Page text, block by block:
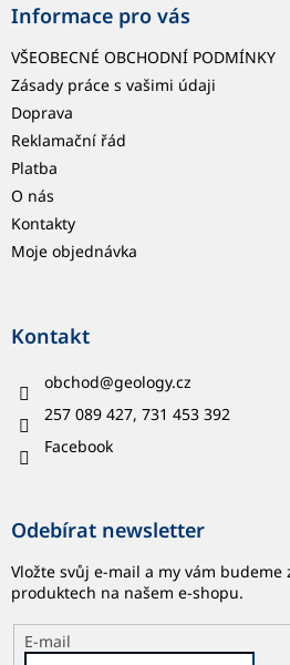
Informace pro vás
VŠEOBECNÉ OBCHODNÍ PODMÍNKY
Zásady práce s vašimi údaji
Doprava
Reklamační řád
Platba
O nás
Kontakty
Moje objednávka
Kontakt
obchod@geology.cz
257 089 427, 731 453 392
Facebook
Odebírat newsletter
Vložte svůj e-mail a my vám
produktech na našem e-shopu.
E-mail